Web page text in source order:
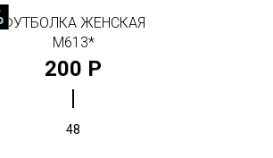
ФУТБОЛКА ЖЕНСКАЯ
М613*
200 Р
48